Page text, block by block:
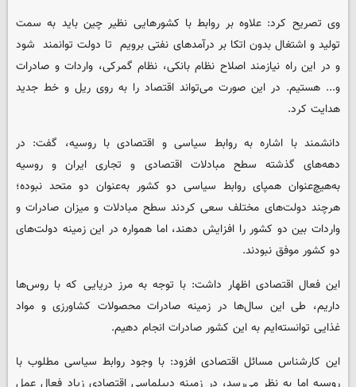
وی تصریح کرد:‌ علاوه بر روابط با کشورهایی نظیر چین باید به سمت
تولید و اشتغال بدون اتکا بر درآمدهای نفتی برویم تا دولت توانمند شود
و در این راه نیازمند اصلاح نظام بانکی، ‌نظام گمرکی، واردات و صادرات
و... هستیم. در این صورت می‌تواند اقتصاد را به روی ریل و خط جدید
هدایت کرد.
دانشمند با اشاره به روابط سیاسی و اقتصادی با روسیه، گفت: در
دهه‌های گذشته سطح مبادلات اقتصادی و تجاری ایران و روسیه
به‌هیچ‌عنوان همپای روابط سیاسی دو کشور به‌عنوان دو متحد نبوده؛
هرچند دولت‌های مختلف سعی کردند سطح مبادلات و میزان صادرات و
واردات بین دو کشور را افزایش دهند، اما همواره در این زمینه دولت‌های
دو کشور موفق نبودند.
این فعال اقتصادی اظهار داشت: با توجه به مرز دریایی که با روس‌ها
داریم، طی این سال‌ها در زمینه صادرات محصولات کشاورزی و مواد
غذایی توانسته‌ایم به این کشور صادرات انجام دهیم.
این کارشناس مسائل اقتصادی افزود: با وجود روابط سیاسی مطلوب با